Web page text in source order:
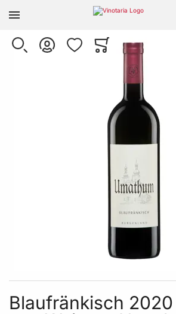
SUCHE KONTO WUNSCHLISTEWARENKORB
Minicart
Skip to the end of the images gallery
Skip to the beginning of the images gallery
Blaufränkisch